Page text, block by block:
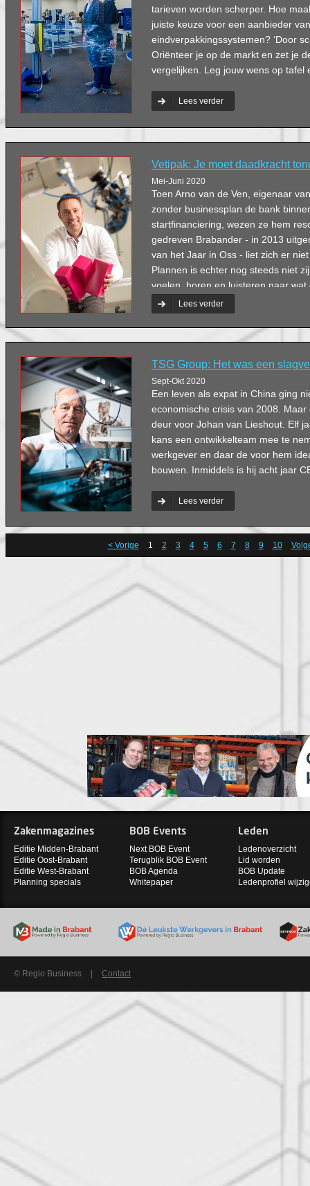
tarieven worden scherper. Hoe
juiste keuze voor een aanbieder van
eindverpakkingssystemen? ‘Door
Oriënteer je op de markt en zet je
vergelijken. Leg jouw wens op tafel
Lees verder
Vetipak: Je moet daadkracht
Mei-Juni 2020
Toen Arno van de Ven, eigenaar
zonder businessplan de bank
startfinanciering, wezen ze hem
gedreven Brabander - in 2013
van het Jaar in Oss - liet zich er
Plannen is echter nog steeds niet
voelen, horen en luisteren naar
op basis daarvan je richting
Lees verder
TSG Group: Het was een
Sept-Okt 2020
Een leven als expat in China ging
economische crisis van 2008.
deur voor Johan van Lieshout. Elf
kans een ontwikkelteam mee te
werkgever en daar de voor hem
bouwen. Inmiddels is hij acht jaar
Lees verder
< Vorige 1 2 3 4 5 6 7 8 9 10
Zakenmagazines
Editie Midden-Brabant
Editie Oost-Brabant
Editie West-Brabant
Planning specials
BOB Events
Next BOB Event
Terugblik BOB Event
BOB Agenda
Whitepaper
Leden
Ledenoverzicht
Lid worden
BOB Update
Ledenprofiel
© Regio Business Contact